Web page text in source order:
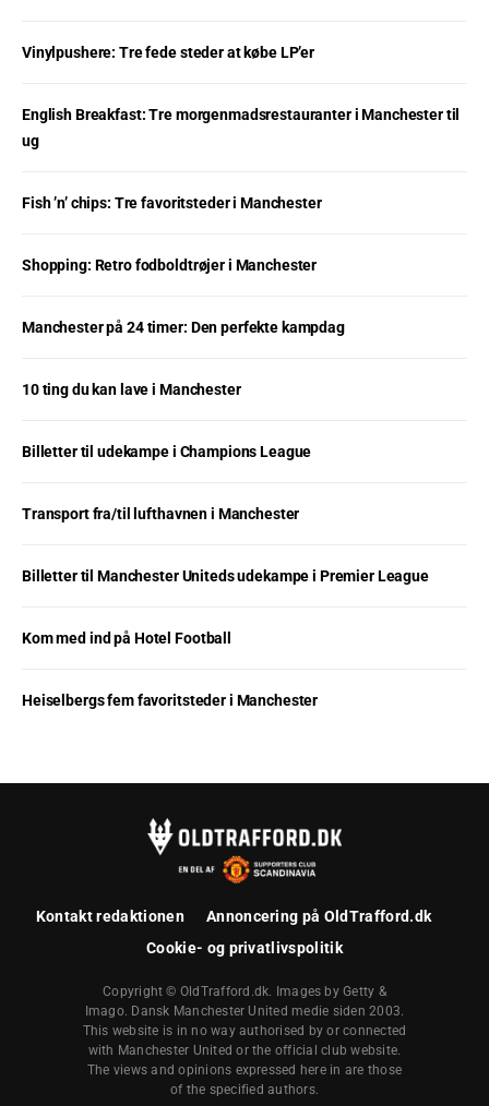
Vinylpushere: Tre fede steder at købe LP’er
English Breakfast: Tre morgenmadsrestauranter i Manchester til
ug
Fish ’n’ chips: Tre favoritsteder i Manchester
Shopping: Retro fodboldtrøjer i Manchester
Manchester på 24 timer: Den perfekte kampdag
10 ting du kan lave i Manchester
Billetter til udekampe i Champions League
Transport fra/til lufthavnen i Manchester
Billetter til Manchester Uniteds udekampe i Premier League
Kom med ind på Hotel Football
Heiselbergs fem favoritsteder i Manchester
Kontakt redaktionen
Annoncering på OldTrafford.dk
Cookie- og privatlivspolitik
Copyright © OldTrafford.dk. Images by Getty &
Imago. Dansk Manchester United medie siden 2003.
This website is in no way authorised by or connected
with Manchester United or the official club website.
The views and opinions expressed here in are those
of the specified authors.